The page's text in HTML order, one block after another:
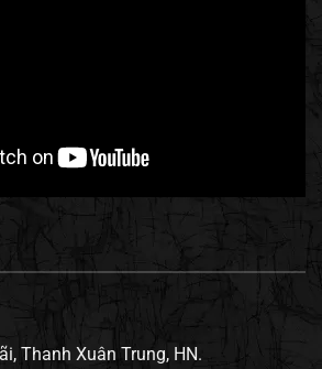
Thanh Xuân Trung, HN.